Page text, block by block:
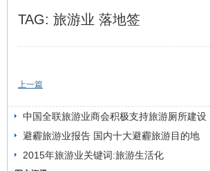
TAG: 旅游业 落地签
上一篇
中国全联旅游业商会积极支持旅游厕所建设
避霾旅游业报告 国内十大避霾旅游目的地
2015年旅游业关键词:旅游生活化